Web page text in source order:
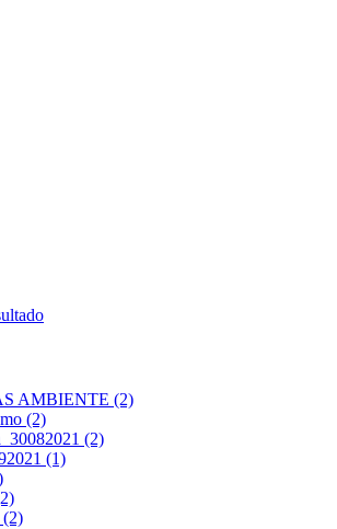
AMBIENTE (2)
(2)
(2)
(1)
(2)